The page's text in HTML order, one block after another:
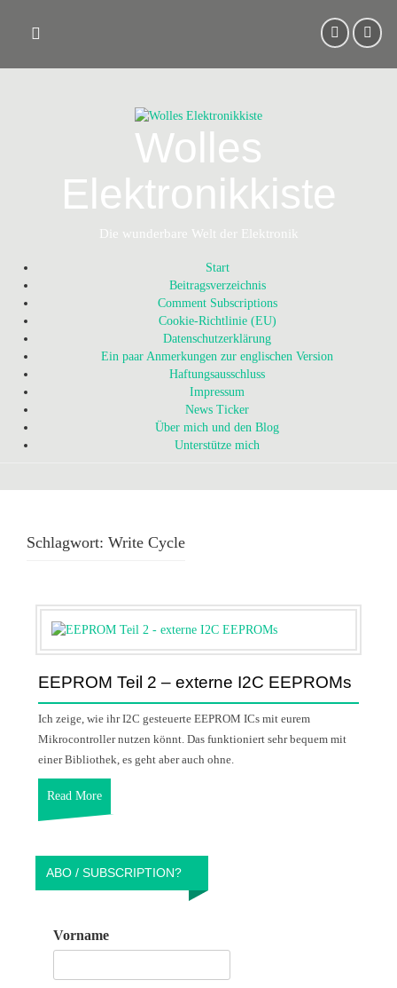
content
Wolles
Elektronikkiste
Die wunderbare Welt der Elektronik
Start
Beitragsverzeichnis
Comment Subscriptions
Cookie-Richtlinie (EU)
Datenschutzerklärung
Ein paar Anmerkungen zur englischen Version
Haftungsausschluss
Impressum
News Ticker
Über mich und den Blog
Unterstütze mich
Schlagwort: Write Cycle
EEPROM Teil 2 – externe I2C EEPROMs
Ich zeige, wie ihr I2C gesteuerte EEPROM ICs mit eurem
Mikrocontroller nutzen könnt. Das funktioniert sehr bequem mit
einer Bibliothek, es geht aber auch ohne.
Read More
ABO / SUBSCRIPTION?
Vorname